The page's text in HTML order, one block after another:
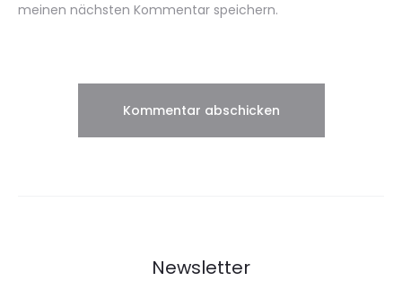
meinen nächsten Kommentar speichern.
Newsletter